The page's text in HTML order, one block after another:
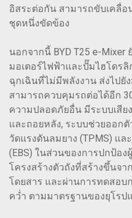
อิสระต่อกัน สามารถขับเคลื่
ชุดหนึ่งขัดข้อง
นอกจากนี้ BYD T25 e-Mixer
มอเตอร์ไฟฟ้าและปั๊มไฮโดร
ฉุกเฉินที่ไม่มีพลังงาน ส่งไปยั
สามารถควบคุมรถต่อได้อีก
ความปลอดภัยอื่น มีระบบเสียง
และถอยหลัง, ระบบช่วยออกตั
วัดแรงดันลมยาง (TPMS) แ
(EBS) ในส่วนของการปกป้อ
โครงสร้างตัวถังที่สร้างขึ้นจา
โดยสาร และผ่านการทดสอ
คว่ำ ตามมาตรฐานของยุโรปแ